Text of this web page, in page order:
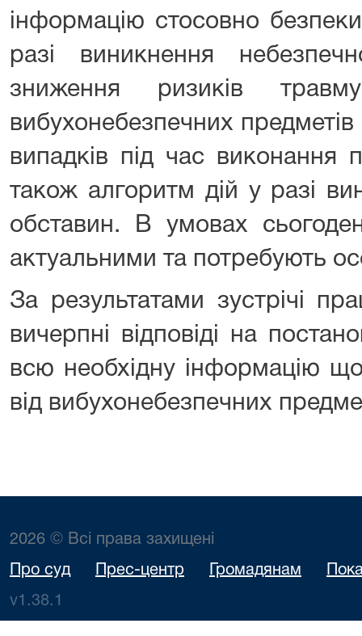
інформацію стосовно
разі виникнення
зниження ризиків
вибухонебезпечних
випадків під час виконання
також алгоритм дій у разі
обставин. В умовах
актуальними та потребують
За результатами зустрічі
вичерпні відповіді на
всю необхідну інформацію
від вибухонебезпечних
2026 © Всі права захищені
Про суд Прес-центр Громадянам
v1.38.1